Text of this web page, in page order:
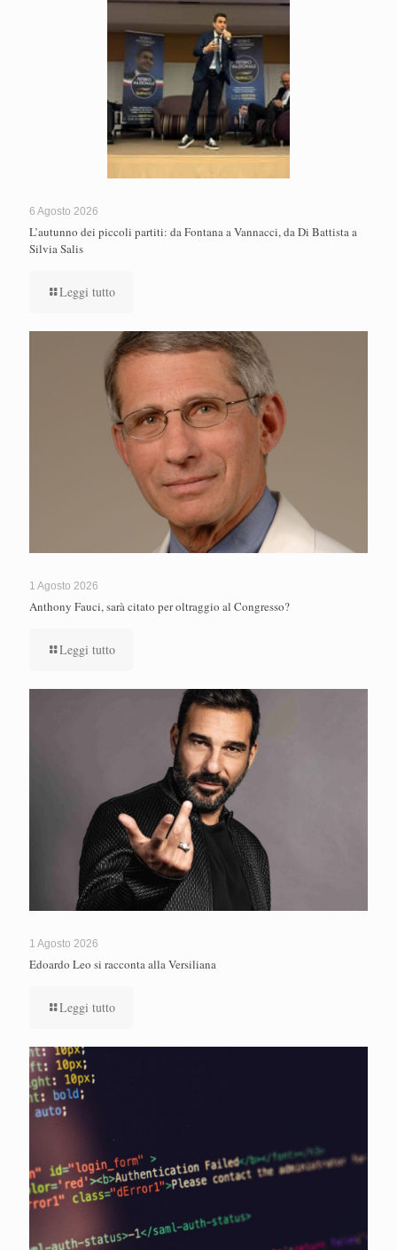
6 Agosto 2026
L’autunno dei piccoli partiti: da Fontana a Vannacci, da Di Battista a
Silvia Salis
Leggi tutto
1 Agosto 2026
Anthony Fauci, sarà citato per oltraggio al Congresso?
Leggi tutto
1 Agosto 2026
Edoardo Leo si racconta alla Versiliana
Leggi tutto